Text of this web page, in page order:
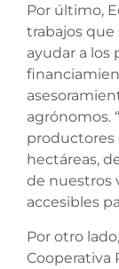
Por último,
trabajos que
ayudar a los
agrónomos.
productores
hectáreas,
de nuestros
accesibles
Por otro
Cooperativa